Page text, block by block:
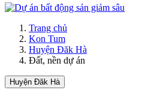
Trang chủ
Kon Tum
Huyện Đăk Hà
Đất, nền dự án
Huyện Đăk Hà